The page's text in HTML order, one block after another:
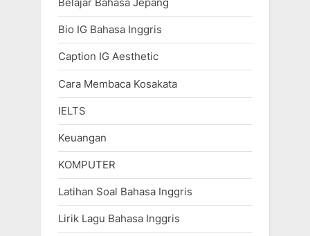
Bio IG Bahasa Inggris
Caption IG Aesthetic
Cara Membaca Kosakata
IELTS
Keuangan
KOMPUTER
Latihan Soal Bahasa Inggris
Lirik Lagu Bahasa Inggris